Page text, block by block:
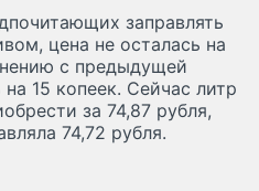
заправлять
цена не осталась на
с предыдущей
15 копеек. Сейчас литр
за 74,87 рубля,
74,72 рубля.